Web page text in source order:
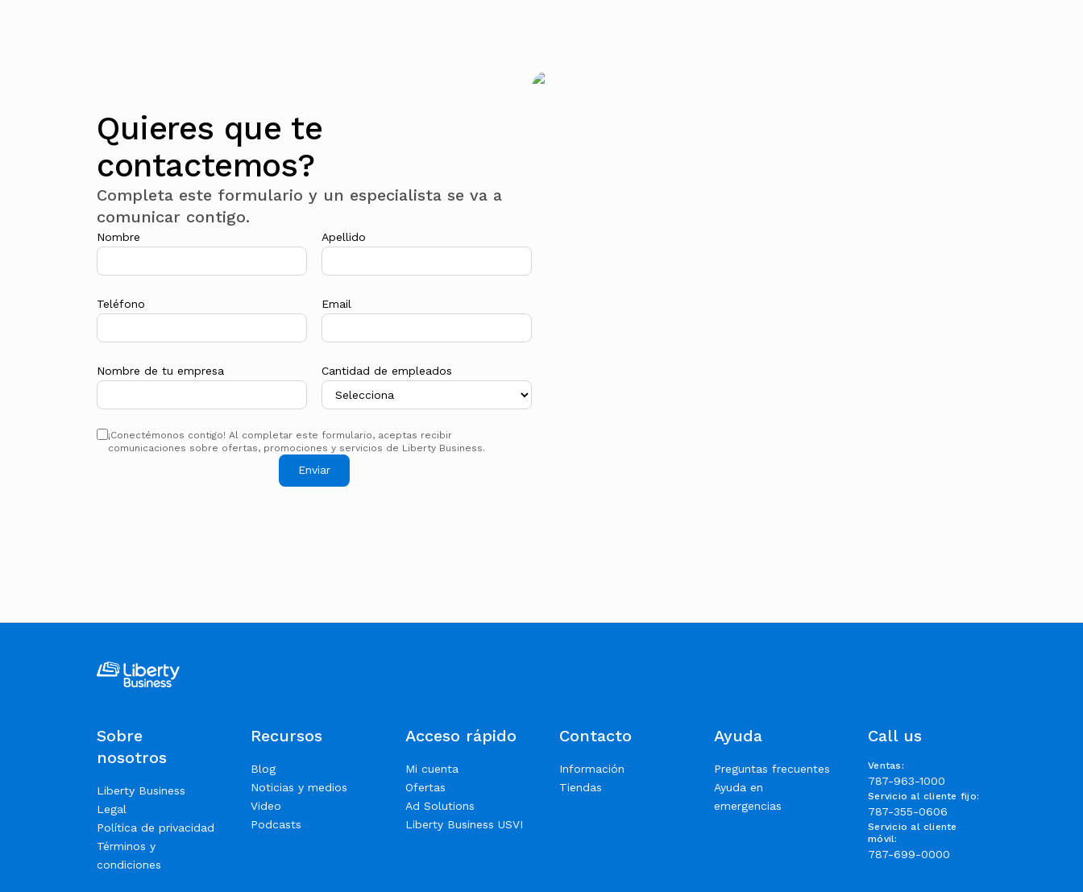
Quieres que te
contactemos?
Completa este formulario y un especialista se va a
comunicar contigo.
Nombre Apellido
Teléfono Email
Nombre de tu empresa Cantidad de empleados
¡Conectémonos contigo! Al completar este formulario, aceptas recibir
comunicaciones sobre ofertas, promociones y servicios de Liberty Business.
Enviar
Sobre
nosotros
Liberty Business
Legal
Política de privacidad
Términos y
condiciones
Recursos
Blog
Noticias y medios
Video
Podcasts
Acceso rápido
Mi cuenta
Ofertas
Ad Solutions
Liberty Business USVI
Contacto
Información
Tiendas
Ayuda
Preguntas frecuentes
Ayuda en
emergencias
Call us
Ventas:
787-963-1000
Servicio al cliente fijo:
787-355-0606
Servicio al cliente
móvil:
787-699-0000